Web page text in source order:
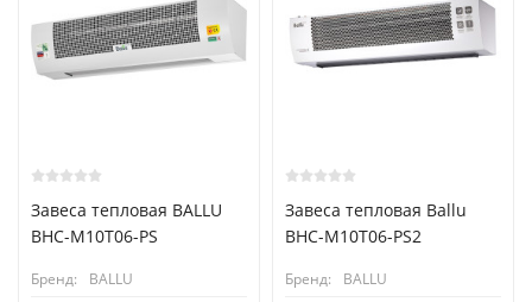
Завеса тепловая BALLU
BHC-M10T06-PS
Бренд:
BALLU
Завеса тепловая Ballu
BHC-M10T06-PS2
Бренд:
BALLU